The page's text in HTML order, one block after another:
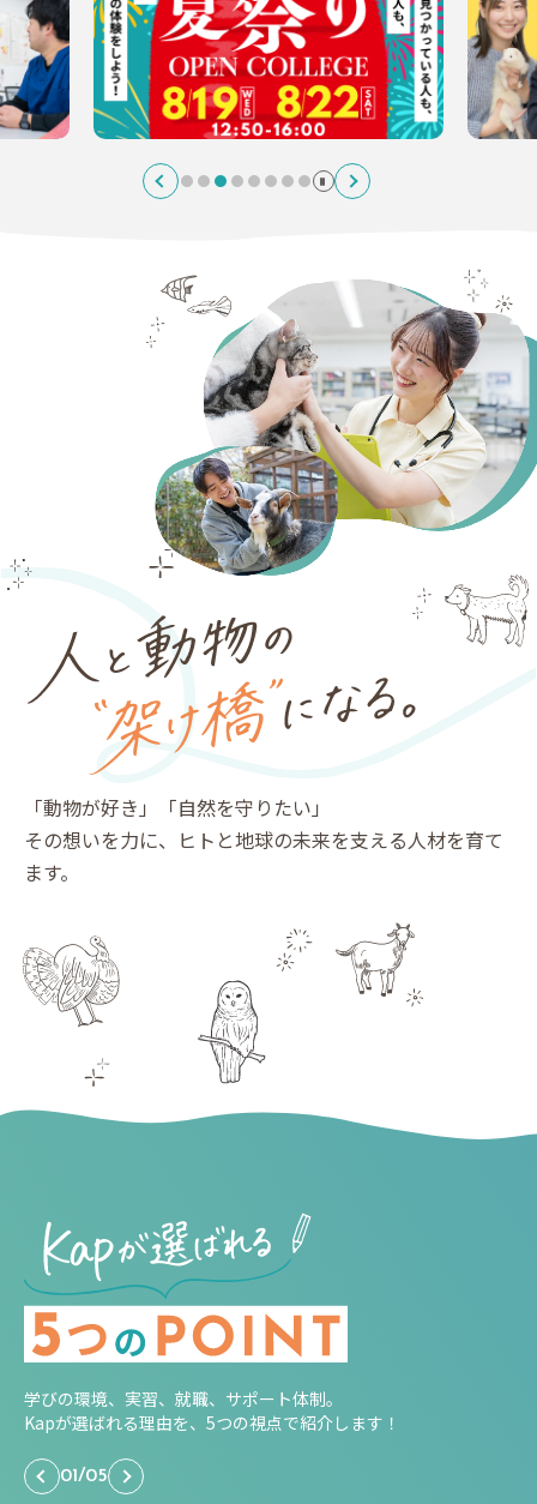
「動物が好き」「自然を守りたい」
その想いを力に、ヒトと地球の未来を支える人材を育て
ます。
学びの環境、実習、就職、サポート体制。
Kapが選ばれる理由を、5つの視点で紹介します！
01/05